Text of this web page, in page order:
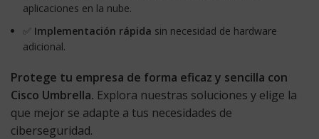
aplicaciones en la nube.
✅ Implementación rápida sin necesidad de hardware
adicional.
Protege tu empresa de forma eficaz y sencilla con
Cisco Umbrella. Explora nuestras soluciones y elige la
que mejor se adapte a tus necesidades de
ciberseguridad.